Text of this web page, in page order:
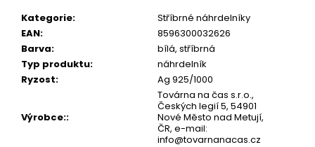
Kategorie:
Stříbrné náhrdelníky
EAN:
8596300032626
Barva:
bílá, stříbrná
Typ produktu:
náhrdelník
Ryzost: Ag 925/1000
Výrobce::
Továrna na čas s.r.o.,
Českých legií 5, 54901
Nové Město nad Metují,
ČR, e-mail:
info@tovarnanacas.cz
u
č
u
m